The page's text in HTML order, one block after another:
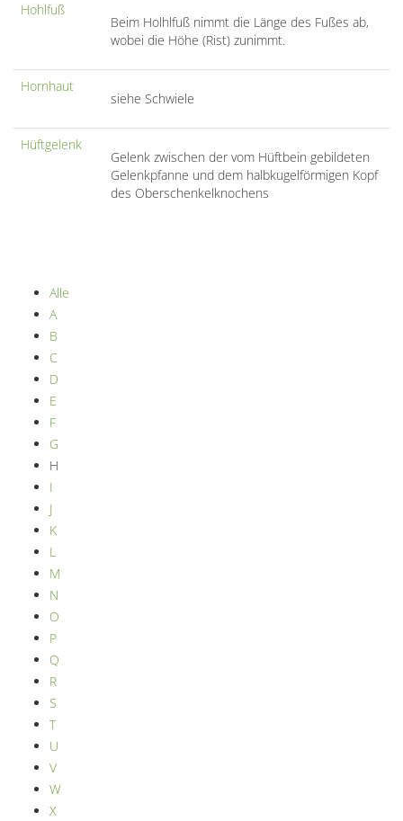
Hohlfuß
Beim Holhlfuß nimmt die Länge des Fußes ab,
wobei die Höhe (Rist) zunimmt.
Hornhaut
siehe Schwiele
Hüftgelenk
Gelenk zwischen der vom Hüftbein gebildeten
Gelenkpfanne und dem halbkugelförmigen Kopf
des Oberschenkelknochens
Alle
A
B
C
D
E
F
G
H
I
J
K
L
M
N
O
P
Q
R
S
T
U
V
W
X